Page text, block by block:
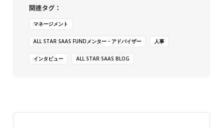
関連タグ：
マネージメント
ALL STAR SAAS FUNDメンター・アドバイザー 人事
インタビュー ALL STAR SAAS BLOG